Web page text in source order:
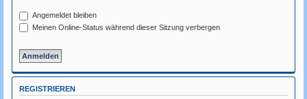
Angemeldet bleiben
Meinen Online-Status während dieser Sitzung verbergen
REGISTRIEREN